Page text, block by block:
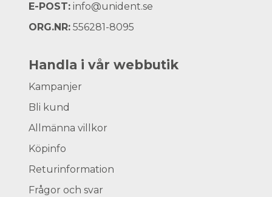
E-POST: info@unident.se
ORG.NR: 556281-8095
Handla i vår webbutik
Kampanjer
Bli kund
Allmänna villkor
Köpinfo
Returinformation
Frågor och svar